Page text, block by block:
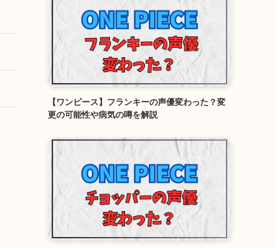
【ワンピース】フランキーの声優変わった？変
更の可能性や病気の噂を解説